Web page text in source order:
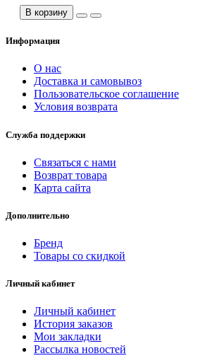
В корзину
Информация
О нас
Доставка и самовывоз
Пользовательское соглашение
Условия возврата
Служба поддержки
Связаться с нами
Возврат товара
Карта сайта
Дополнительно
Бренд
Товары со скидкой
Личный кабинет
Личный кабинет
История заказов
Мои закладки
Рассылка новостей